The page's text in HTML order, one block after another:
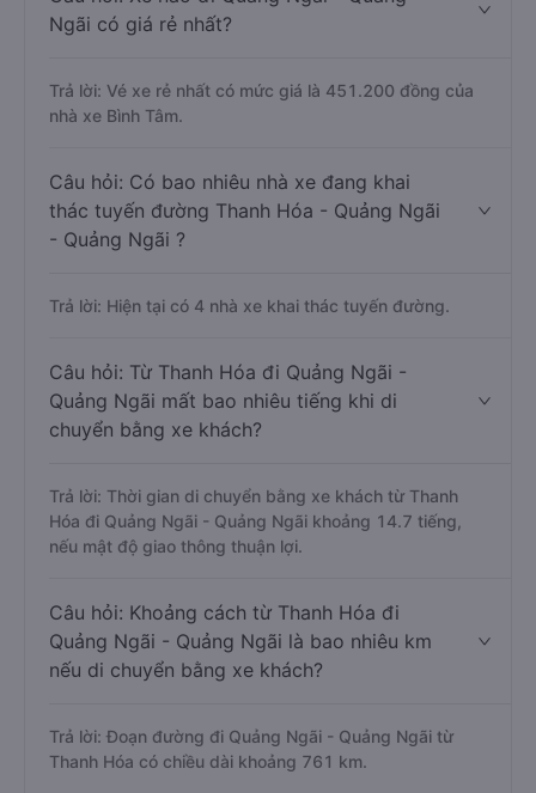
Ngãi có giá rẻ nhất?
Trả lời: Vé xe rẻ nhất có mức giá là 451.200 đồng của
nhà xe Bình Tâm.
Câu hỏi: Có bao nhiêu nhà xe đang khai
thác tuyến đường Thanh Hóa - Quảng Ngãi
- Quảng Ngãi ?
Trả lời: Hiện tại có 4 nhà xe khai thác tuyến đường.
Câu hỏi: Từ Thanh Hóa đi Quảng Ngãi -
Quảng Ngãi mất bao nhiêu tiếng khi di
chuyển bằng xe khách?
Trả lời: Thời gian di chuyển bằng xe khách từ Thanh
Hóa đi Quảng Ngãi - Quảng Ngãi khoảng 14.7 tiếng,
nếu mật độ giao thông thuận lợi.
Câu hỏi: Khoảng cách từ Thanh Hóa đi
Quảng Ngãi - Quảng Ngãi là bao nhiêu km
nếu di chuyển bằng xe khách?
Trả lời: Đoạn đường đi Quảng Ngãi - Quảng Ngãi từ
Thanh Hóa có chiều dài khoảng 761 km.